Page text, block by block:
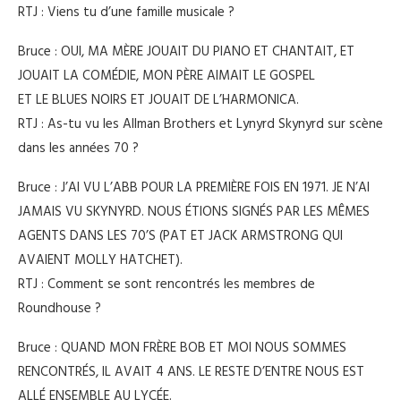
RTJ : Viens tu d’une famille musicale ?
Bruce : OUI, MA MÈRE JOUAIT DU PIANO ET CHANTAIT, ET
JOUAIT LA COMÉDIE, MON PÈRE AIMAIT LE GOSPEL
ET LE BLUES NOIRS ET JOUAIT DE L’HARMONICA.
RTJ : As-tu vu les Allman Brothers et Lynyrd Skynyrd sur scène
dans les années 70 ?
Bruce : J’AI VU L’ABB POUR LA PREMIÈRE FOIS EN 1971. JE N’AI
JAMAIS VU SKYNYRD. NOUS ÉTIONS SIGNÉS PAR LES MÊMES
AGENTS DANS LES 70’S (PAT ET JACK ARMSTRONG QUI
AVAIENT MOLLY HATCHET).
RTJ : Comment se sont rencontrés les membres de
Roundhouse ?
Bruce : QUAND MON FRÈRE BOB ET MOI NOUS SOMMES
RENCONTRÉS, IL AVAIT 4 ANS. LE RESTE D’ENTRE NOUS EST
ALLÉ ENSEMBLE AU LYCÉE.